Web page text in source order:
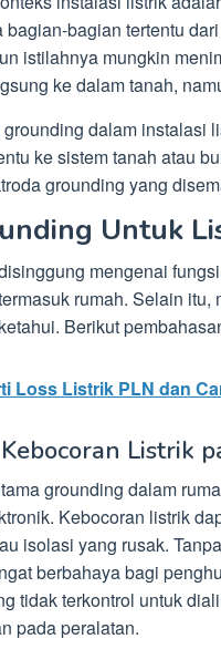
bagian-bagian tertentu
istilahnya mungkin
ke dalam tanah,
dalam instalasi
ke sistem tanah atau
grounding yang
Untuk
mengenai
rumah. Selain
Berikut
Loss Listrik PLN dan
Listrik
grounding dalam
Kebocoran listrik
isolasi yang rusak.
berbahaya bagi
tidak terkontrol untuk
pada peralatan.